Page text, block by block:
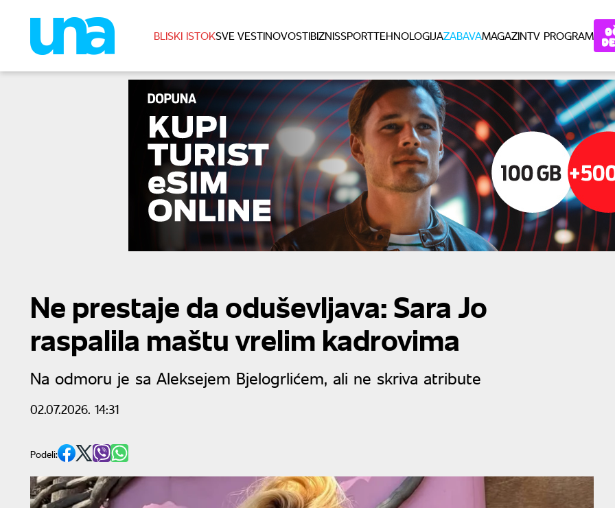
BLISKI ISTOKSVE VESTINOVOSTIBIZNISSPORTTEHNOLOGIJAZABAVAMAGAZINTV PROGRAM
Ne prestaje da oduševljava: Sara Jo
raspalila maštu vrelim kadrovima
Na odmoru je sa Aleksejem Bjelogrlićem, ali ne skriva atribute
02.07.2026. 14:31
Podeli: